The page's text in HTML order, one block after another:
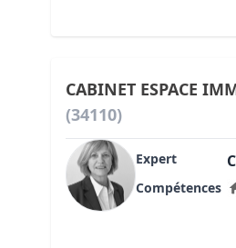
CABINET ESPACE
(34110)
Expert
Compétences